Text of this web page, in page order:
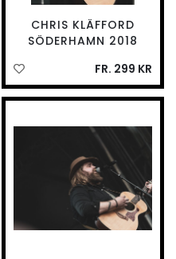
CHRIS KLÄFFORD
SÖDERHAMN 2018
FR. 299 KR